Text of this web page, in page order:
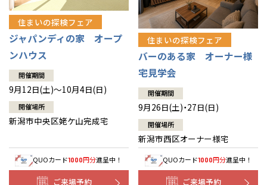
住まいの探検フェア
ジャパンディの家 オープ
ンハウス
開催期間
9月12日(土)～10月4日(日)
開催場所
新潟市中央区姥ケ山完成宅
QUOカード1000円分進呈中！
ご来場予約
住まいの探検フェア
バーのある家 オーナー様
宅見学会
開催期間
9月26日(土)・27日(日)
開催場所
新潟市西区オーナー様宅
QUOカード1000円分進呈中！
ご来場予約